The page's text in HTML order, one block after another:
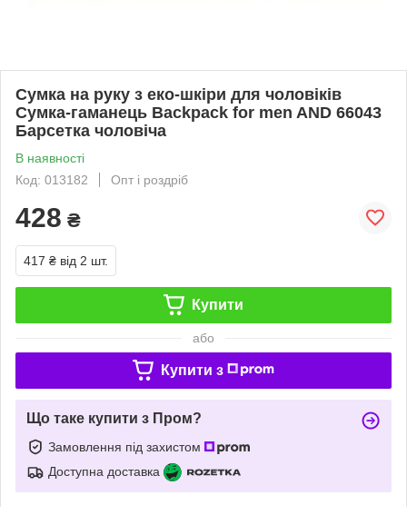
Сумка на руку з еко-шкіри для чоловіків
Сумка-гаманець Backpack for men AND 66043
Барсетка чоловіча
В наявності
Код: 013182
Опт і роздріб
428 ₴
417 ₴ від 2 шт.
Купити
або
Купити з
Що таке купити з Пром?
Замовлення під захистом
Доступна доставка